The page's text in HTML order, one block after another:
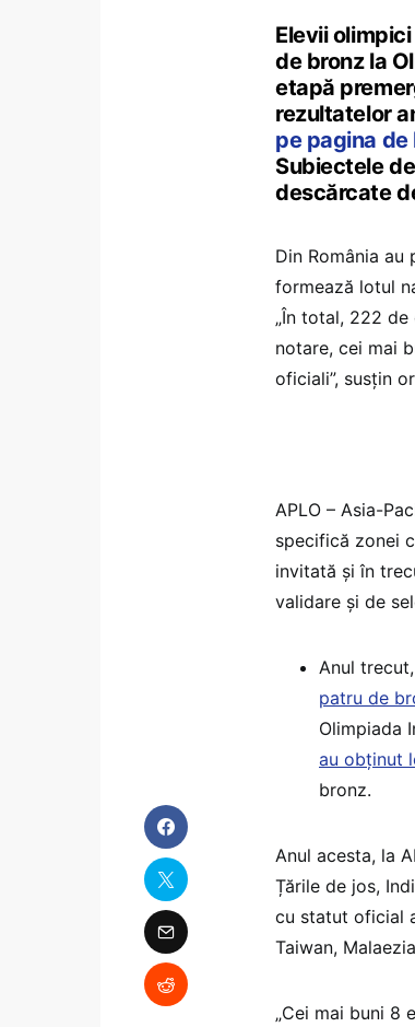
Elevii
de bronz la
etapă
rezultatelor
pe pagina
Subiectele
descărcate
Din România
formează lotul
„În total, 222
notare, cei mai
oficiali”, susțin
APLO – Asia-
specifică zonei
invitată și în
validare și de
Anul
patru de
Olimpiada
au obținut
bronz.
Anul acesta, la
Țările de jos,
cu statut oficial
Taiwan,
„Cei mai buni 8